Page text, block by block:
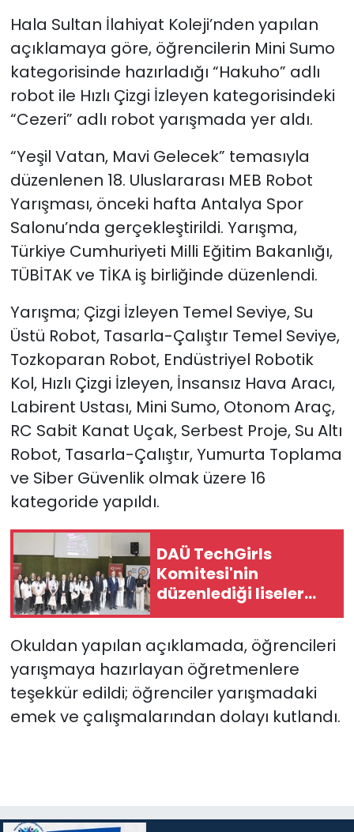
Hala Sultan İlahiyat Koleji’nden yapılan
açıklamaya göre, öğrencilerin Mini Sumo
kategorisinde hazırladığı “Hakuho” adlı
robot ile Hızlı Çizgi İzleyen kategorisindeki
“Cezeri” adlı robot yarışmada yer aldı.
“Yeşil Vatan, Mavi Gelecek” temasıyla
düzenlenen 18. Uluslararası MEB Robot
Yarışması, önceki hafta Antalya Spor
Salonu’nda gerçekleştirildi. Yarışma,
Türkiye Cumhuriyeti Milli Eğitim Bakanlığı,
TÜBİTAK ve TİKA iş birliğinde düzenlendi.
Yarışma; Çizgi İzleyen Temel Seviye, Su
Üstü Robot, Tasarla-Çalıştır Temel Seviye,
Tozkoparan Robot, Endüstriyel Robotik
Kol, Hızlı Çizgi İzleyen, İnsansız Hava Aracı,
Labirent Ustası, Mini Sumo, Otonom Araç,
RC Sabit Kanat Uçak, Serbest Proje, Su Altı
Robot, Tasarla-Çalıştır, Yumurta Toplama
ve Siber Güvenlik olmak üzere 16
kategoride yapıldı.
DAÜ TechGirls
Komitesi'nin
düzenlediği liseler
arası bilişim
Okuldan yapılan açıklamada, öğrencileri
yarışmaya hazırlayan öğretmenlere
teşekkür edildi; öğrenciler yarışmadaki
emek ve çalışmalarından dolayı kutlandı.
Teknoloji
TÜRKiYE
Video Galeri
YAŞAM
Yazarlar